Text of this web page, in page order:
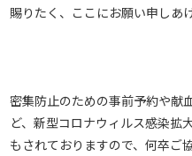
賜りたく、ここにお願い申しあげ
密集防止のための事前予約や献
ど、新型コロナウィルス感染拡
もされておりますので、何卒ご